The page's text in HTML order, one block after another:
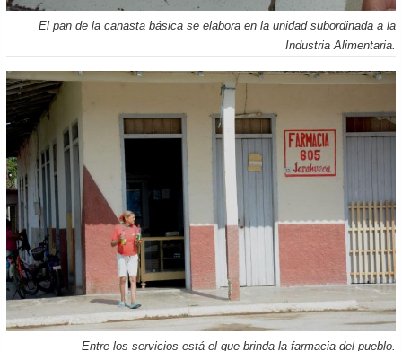
El pan de la canasta básica se elabora en la unidad subordinada a la
Industria Alimentaria.
Entre los servicios está el que brinda la farmacia del pueblo.